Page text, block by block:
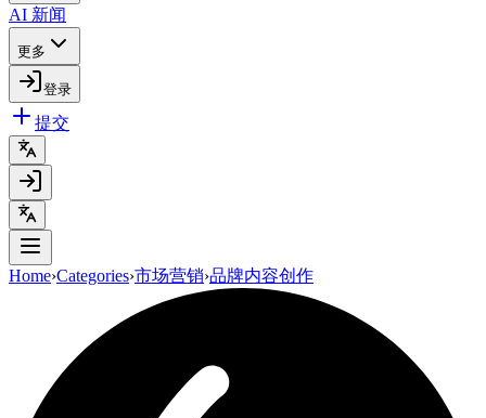
AI 新闻
更多
登录
提交
Home›Categories›市场营销›品牌内容创作